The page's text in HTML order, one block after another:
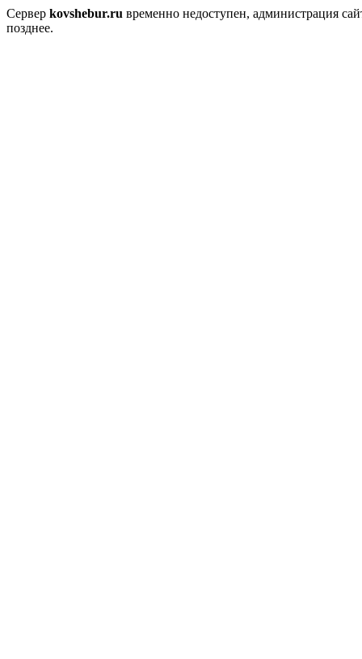
Сервер kovshebur.ru временно недоступен, администрация
позднее.